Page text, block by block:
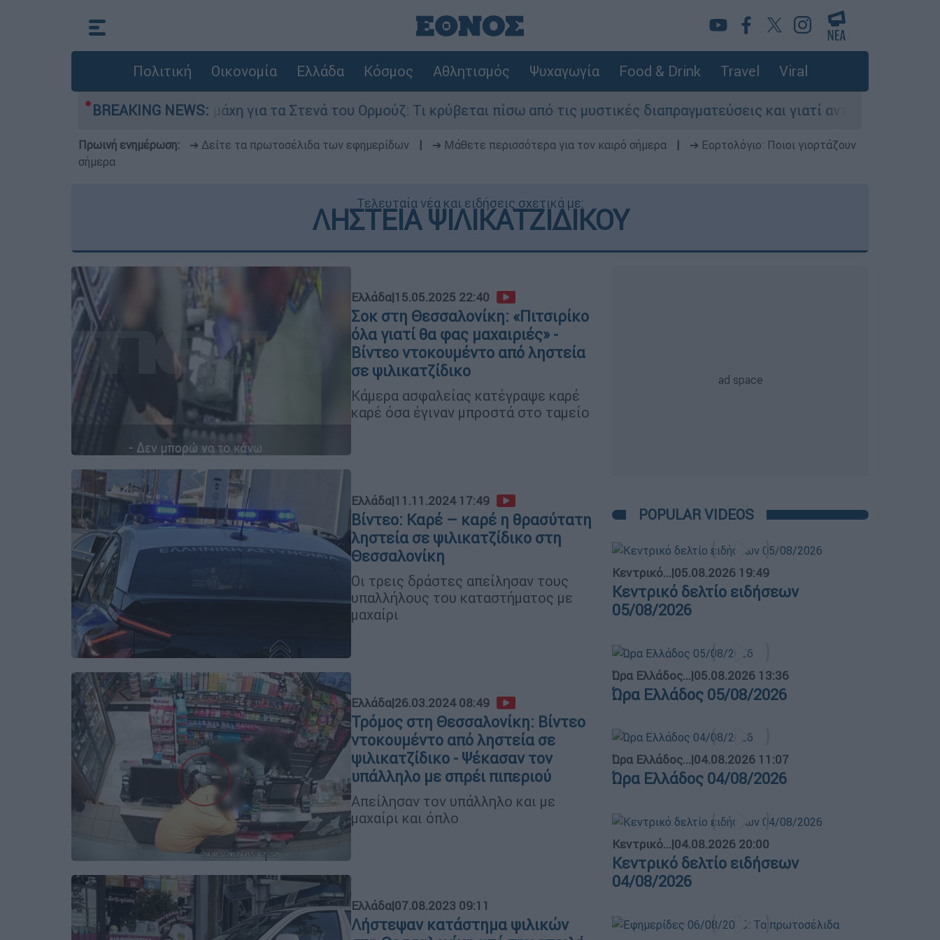
Πολιτική Οικονομία Ελλάδα Κόσμος Αθλητισμός Ψυχαγωγία Food & Drink Travel Viral
BREAKING NEWS:
Η μάχη για τα Στενά του Ορμούζ: Τι κρύβεται πίσω από τις μυστικές διαπραγματεύσεις και γιατί αντιδρούν οι ΗΠΑ
Πρωινή ενημέρωση: ➔ Δείτε τα πρωτοσέλιδα των εφημερίδων ➔ Μάθετε περισσότερα για τον καιρό σήμερα
➔ Εορτολόγιο: Ποιοι γιορτάζουν
σήμερα
Τελευταία νέα και ειδήσεις σχετικά με:
ΛΗΣΤΕΙΑ ΨΙΛΙΚΑΤΖΙΔΙΚΟΥ
Ελλάδα|15.05.2025 22:40
Σοκ στη Θεσσαλονίκη: «Πιτσιρίκο
όλα γιατί θα φας μαχαιριές» -
Βίντεο ντοκουμέντο από ληστεία
σε ψιλικατζίδικο
Κάμερα ασφαλείας κατέγραψε καρέ
καρέ όσα έγιναν μπροστά στο ταμείο
Ελλάδα|11.11.2024 17:49
Βίντεο: Καρέ – καρέ η θρασύτατη
ληστεία σε ψιλικατζίδικο στη
Θεσσαλονίκη
Οι τρεις δράστες απείλησαν τους
υπαλλήλους του καταστήματος με
μαχαίρι
Ελλάδα|26.03.2024 08:49
Τρόμος στη Θεσσαλονίκη: Βίντεο
ντοκουμέντο από ληστεία σε
ψιλικατζίδικο - Ψέκασαν τον
υπάλληλο με σπρέι πιπεριού
Απείλησαν τον υπάλληλο και με
μαχαίρι και όπλο
Ελλάδα|07.08.2023 09:11
Λήστεψαν κατάστημα ψιλικών
POPULAR VIDEOS
Κεντρικό...|05.08.2026 19:49
Κεντρικό δελτίο ειδήσεων
05/08/2026
Ώρα Ελλάδος...|05.08.2026 13:36
Ώρα Ελλάδος 05/08/2026
Ώρα Ελλάδος...|04.08.2026 11:07
Ώρα Ελλάδος 04/08/2026
Κεντρικό...|04.08.2026 20:00
Κεντρικό δελτίο ειδήσεων
04/08/2026